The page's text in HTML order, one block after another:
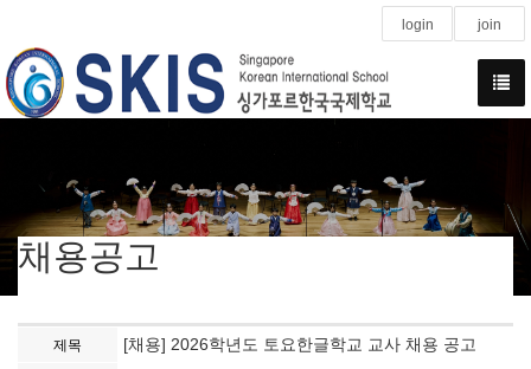
login join
채용공고
제목 [채용] 2026학년도 토요한글학교 교사 채용 공고